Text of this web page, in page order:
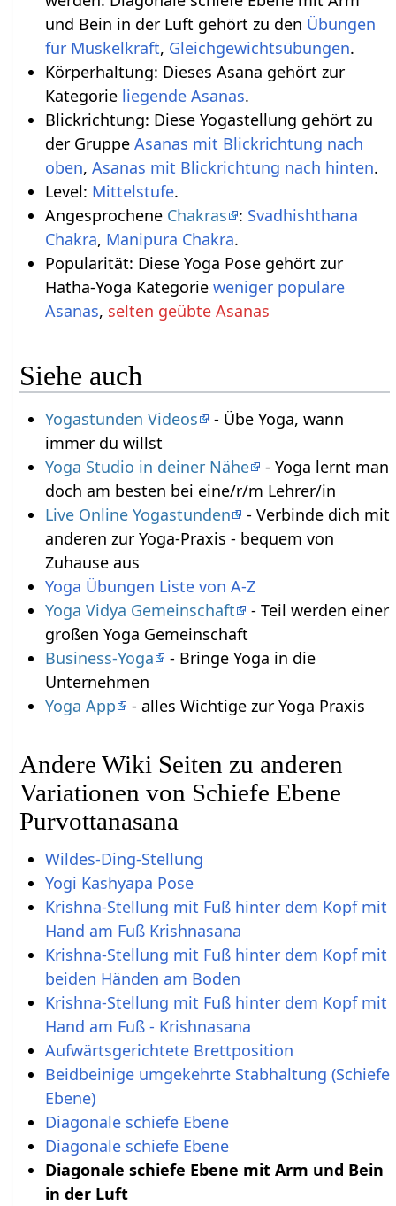
und Bein in der Luft gehört zu den Übungen
für Muskelkraft, Gleichgewichtsübungen.
Körperhaltung: Dieses Asana gehört zur
Kategorie liegende Asanas.
Blickrichtung: Diese Yogastellung gehört zu
der Gruppe Asanas mit Blickrichtung nach
oben, Asanas mit Blickrichtung nach hinten.
Level: Mittelstufe.
Angesprochene Chakras : Svadhishthana
Chakra, Manipura Chakra.
Popularität: Diese Yoga Pose gehört zur
Hatha-Yoga Kategorie weniger populäre
Asanas, selten geübte Asanas
Siehe auch
Yogastunden Videos
- Übe Yoga, wann
immer du willst
Yoga Studio in deiner Nähe
- Yoga lernt man
doch am besten bei eine/r/m Lehrer/in
Live Online Yogastunden
- Verbinde dich mit
anderen zur Yoga-Praxis - bequem von
Zuhause aus
Yoga Übungen Liste von A-Z
Yoga Vidya Gemeinschaft
- Teil werden einer
großen Yoga Gemeinschaft
Business-Yoga
- Bringe Yoga in die
Unternehmen
Yoga App
- alles Wichtige zur Yoga Praxis
Andere Wiki Seiten zu anderen
Variationen von Schiefe Ebene
Purvottanasana
Wildes-Ding-Stellung
Yogi Kashyapa Pose
Krishna-Stellung mit Fuß hinter dem Kopf mit
Hand am Fuß Krishnasana
Krishna-Stellung mit Fuß hinter dem Kopf mit
beiden Händen am Boden
Krishna-Stellung mit Fuß hinter dem Kopf mit
Hand am Fuß - Krishnasana
Aufwärtsgerichtete Brettposition
Beidbeinige umgekehrte Stabhaltung (Schiefe
Ebene)
Diagonale schiefe Ebene
Diagonale schiefe Ebene
Diagonale schiefe Ebene mit Arm und Bein
in der Luft